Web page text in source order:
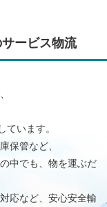
ービス物流
ています。
保管など、
中でも、物を運ぶだ
応など、安心安全輸